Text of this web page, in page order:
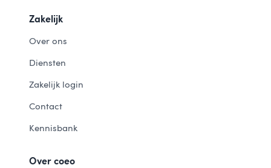
Zakelijk
Over ons
Diensten
Zakelijk login
Contact
Kennisbank
Over coeo